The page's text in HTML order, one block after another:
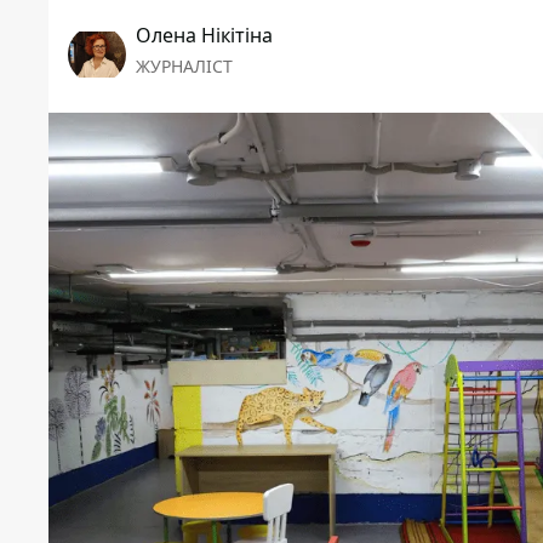
Олена Нікітіна
ЖУРНАЛІСТ